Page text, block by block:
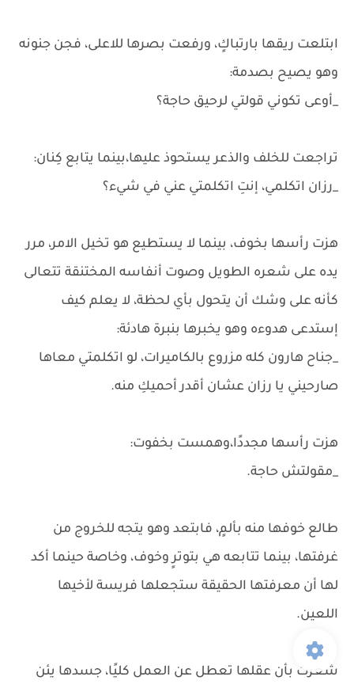
ابتلعت ريقها بارتباكٍ، ورفعت بصرها للاعلى، فجن جنونه
وهو يصيح بصدمة:
_أوعى تكوني قولتي لرحيق حاجة؟
تراجعت للخلف والذعر يستحوذ عليها،بينما يتابع كِنان:
_رزان اتكلمي، إنتِ اتكلمتي عني في شيء؟
هزت رأسها بخوف، بينما لا يستطيع هو تخيل الامر، مرر
يده على شعره الطويل وصوت أنفاسه المختنقة تتعالى
كأنه على وشك أن يتحول بأي لحظة، لا يعلم كيف
إستدعى هدوءه وهو يخبرها بنبرة هادئة:
_جناح هارون كله مزروع بالكاميرات، لو اتكلمتي معاها
صارحيني يا رزان عشان أقدر أحميكِ منه.
هزت رأسها مجددًا،وهمست بخفوت:
_مقولتش حاجة.
طالع خوفها منه بألمٍ، فابتعد وهو يتجه للخروج من
غرفتها، بينما تتابعه هي بتوترٍ وخوف، وخاصة حينما أكد
لها أن معرفتها الحقيقة ستجعلها فريسة لأخيها
اللعين.
شعرت بأن عقلها تعطل عن العمل كليًا، جسدها يئن